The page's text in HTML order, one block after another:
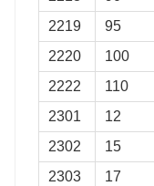
2219
95
2220
100
2222
110
2301
12
2302
15
2303
17